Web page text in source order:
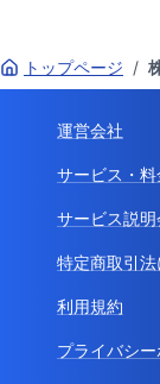
トップページ /
運営会社
サービス・料
サービス説明
特定商取引
利用規約
プライバシ